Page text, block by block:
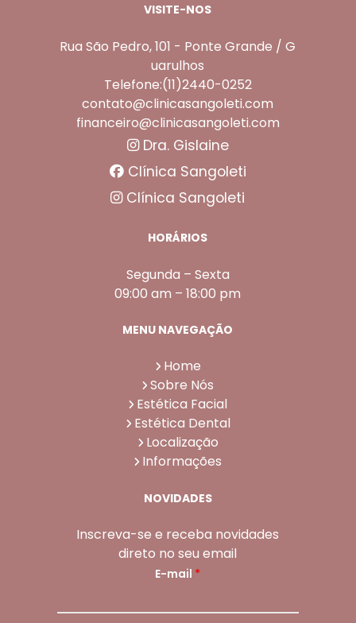
VISITE-NOS
Rua São Pedro, 101 - Ponte Grande / G
uarulhos
Telefone:(11)2440-0252
contato@clinicasangoleti.com
financeiro@clinicasangoleti.com
Dra. Gislaine
Clínica Sangoleti
Clínica Sangoleti
HORÁRIOS
Segunda – Sexta
09:00 am – 18:00 pm
MENU NAVEGAÇÃO
Home
Sobre Nós
Estética Facial
Estética Dental
Localização
Informações
NOVIDADES
Inscreva-se e receba novidades
direto no seu email
E-mail *